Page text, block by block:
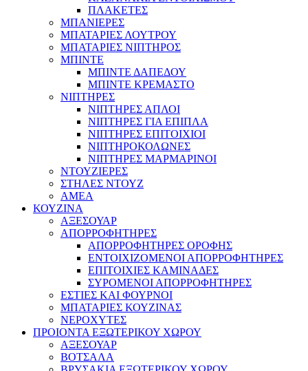
ΠΛΑΚΕΤΕΣ
ΜΠΑΝΙΕΡΕΣ
ΜΠΑΤΑΡΙΕΣ ΛΟΥΤΡΟΥ
ΜΠΑΤΑΡΙΕΣ ΝΙΠΤΗΡΟΣ
ΜΠΙΝΤΕ
ΜΠΙΝΤΕ ΔΑΠΕΔΟΥ
ΜΠΙΝΤΕ ΚΡΕΜΑΣΤΟ
ΝΙΠΤΗΡΕΣ
ΝΙΠΤΗΡΕΣ ΑΠΛΟΙ
ΝΙΠΤΗΡΕΣ ΓΙΑ ΕΠΙΠΛΑ
ΝΙΠΤΗΡΕΣ ΕΠΙΤΟΙΧΙΟΙ
ΝΙΠΤΗΡΟΚΟΛΩΝΕΣ
ΝΙΠΤΗΡΕΣ ΜΑΡΜΑΡΙΝΟΙ
ΝΤΟΥΖΙΕΡΕΣ
ΣΤΗΛΕΣ ΝΤΟΥΖ
ΑΜΕΑ
ΚΟΥΖΙΝΑ
ΑΞΕΣΟΥΑΡ
ΑΠΟΡΡΟΦΗΤΗΡΕΣ
ΑΠΟΡΡΟΦΗΤΗΡΕΣ ΟΡΟΦΗΣ
ΕΝΤΟΙΧΙΖΟΜΕΝΟΙ ΑΠΟΡΡΟΦΗΤΗΡΕΣ
ΕΠΙΤΟΙΧΙΕΣ ΚΑΜΙΝΑΔΕΣ
ΣΥΡΟΜΕΝΟΙ ΑΠΟΡΡΟΦΗΤΗΡΕΣ
ΕΣΤΙΕΣ ΚΑΙ ΦΟΥΡΝΟΙ
ΜΠΑΤΑΡΙΕΣ ΚΟΥΖΙΝΑΣ
ΝΕΡΟΧΥΤΕΣ
ΠΡΟΙΟΝΤΑ ΕΞΩΤΕΡΙΚΟΥ ΧΩΡΟΥ
ΑΞΕΣΟΥΑΡ
ΒΟΤΣΑΛΑ